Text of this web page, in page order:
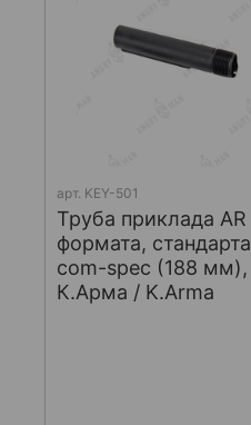
арт. KEY-501
Труба приклада AR
формата, стандарта
com-spec (188 мм),
К.Арма / K.Arma